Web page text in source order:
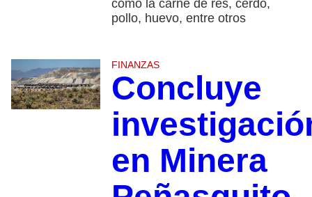
como la carne de res, cerdo,
pollo, huevo, entre otros
FINANZAS
Concluye
en Minera